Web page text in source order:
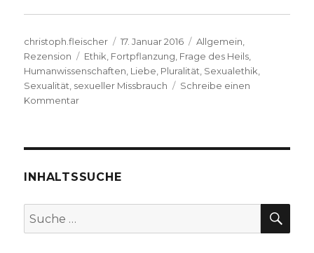
Autor
christoph.fleischer
Veröffentlicht
am
17. Januar 2016 Kategorien
Allgemein,
Rezension
Schlagwörter
Ethik, Fortpflanzung, Frage des Heils,
Humanwissenschaften, Liebe, Pluralität, Sexualethik,
Sexualität, sexueller Missbrauch
Schreibe einen
Kommentarzu
verantworten,
von
Fleischer,
INHALTSSUCHE
Suche
nach: